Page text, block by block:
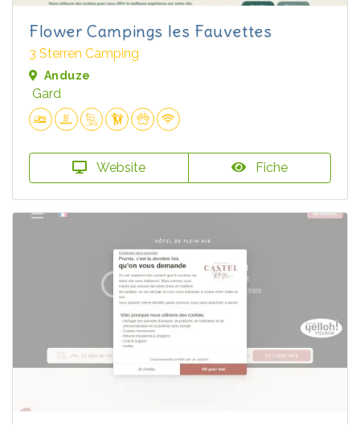
Flower Campings les Fauvettes
3 Sterren Camping
Anduze
Gard
Website Fiche